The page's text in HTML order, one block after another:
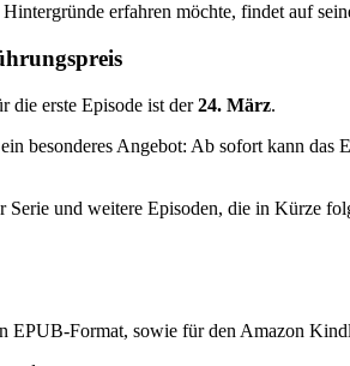
erfahren möchte, findet auf
die erste Episode ist der24. März.
besonderes Angebot: Ab sofort kann das
Serie und weitere Episoden, die in Kürze
EPUB-Format, sowie für den Amazon